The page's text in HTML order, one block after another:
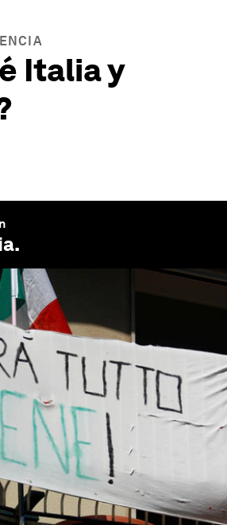
Italia y
.